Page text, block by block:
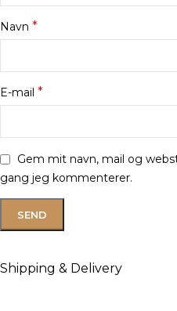
Navn *
E-mail *
Gem mit navn, mail og
gang jeg kommenterer.
Shipping & Delivery